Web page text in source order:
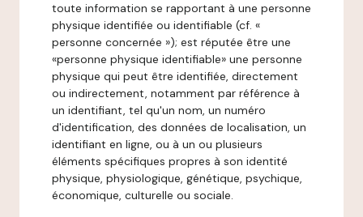
toute information se rapportant à une personne
physique identifiée ou identifiable (cf. «
personne concernée »); est réputée être une
«personne physique identifiable» une personne
physique qui peut être identifiée, directement
ou indirectement, notamment par référence à
un identifiant, tel qu'un nom, un numéro
d'identification, des données de localisation, un
identifiant en ligne, ou à un ou plusieurs
éléments spécifiques propres à son identité
physique, physiologique, génétique, psychique,
économique, culturelle ou sociale.